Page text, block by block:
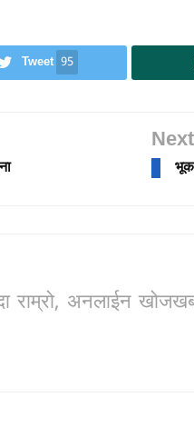
Tweet 95
राम्रो, अनलाईन